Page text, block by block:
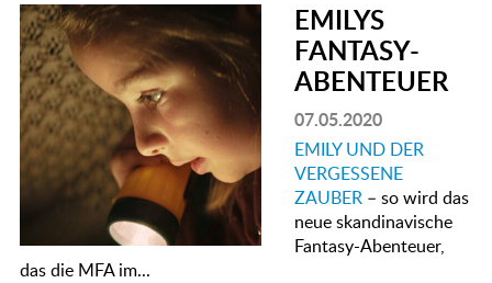
EMILYS
FANTASY-
ABENTEUER
07.05.2020
EMILY UND DER
VERGESSENE
ZAUBER– so wird das
neue skandinavische
Fantasy-Abenteuer,
das die MFA im...